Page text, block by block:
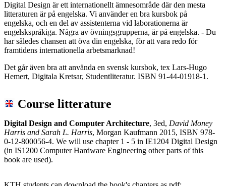
Digital Design är ett internationellt ämnesområde där den mesta
litteraturen är på engelska. Vi använder en bra kursbok på
engelska, och en del av assistenterna vid laborationerna är
engelskspråkiga. Några av övningsgrupperna, är på engelska. - Du
har således chansen att öva din engelska, för att vara redo för
framtidens internationella arbetsmarknad!
Det går även bra att använda en svensk kursbok, tex Lars-Hugo
Hemert, Digitala Kretsar, Studentliteratur. ISBN 91-44-01918-1.
Course litterature
Digital Design and Computer Architecture, 3ed, David Money
Harris and Sarah L. Harris, Morgan Kaufmann 2015, ISBN 978-
0-12-800056-4. We will use chapter 1 - 5 in IE1204 Digital Design
(in IS1200 Computer Hardware Engineering other parts of this
book are used).